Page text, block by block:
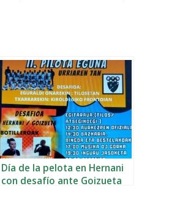
Día de la pelota en Hernani
con desafío ante Goizueta